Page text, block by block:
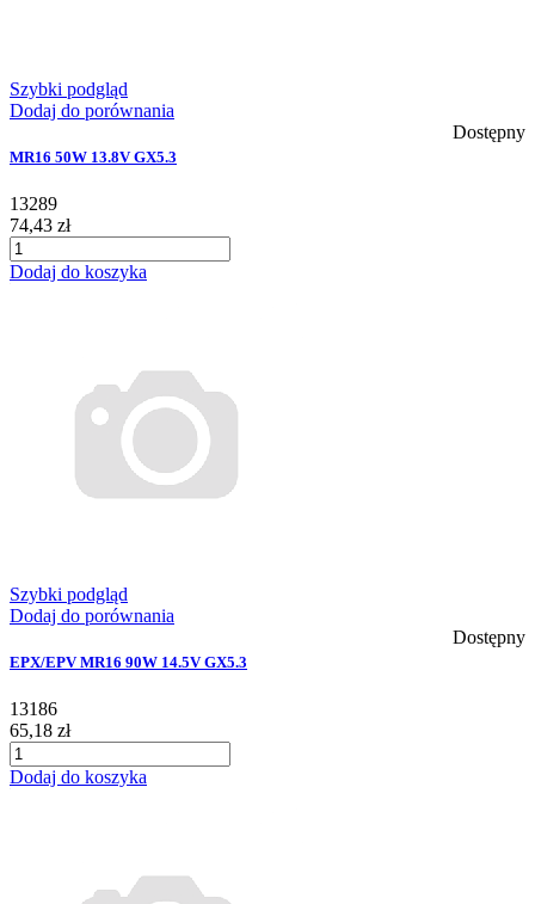
Szybki podgląd
Dodaj do porównania
Dostępny
MR16 50W 13.8V GX5.3
13289
74,43 zł
Dodaj do koszyka
Szybki podgląd
Dodaj do porównania
Dostępny
EPX/EPV MR16 90W 14.5V GX5.3
13186
65,18 zł
Dodaj do koszyka